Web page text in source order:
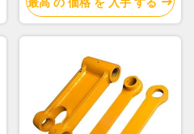
めの自分のロゴ